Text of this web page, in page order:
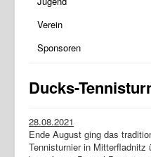
Verein
Sponsoren
Ducks-
28.08.2021
Ende August ging das
Tennisturnier in Mitterfladnitz